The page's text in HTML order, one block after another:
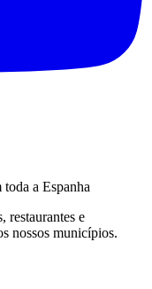
toda a Espanha
restaurantes e
nossos municípios.